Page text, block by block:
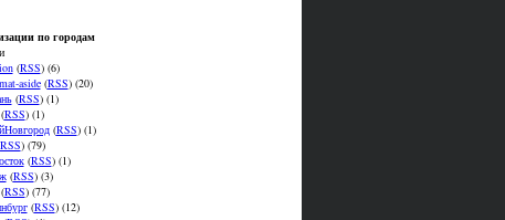
по городам
(RSS) (6)
aside(RSS) (20)
(RSS) (1)
RSS) (1)
(RSS) (1)
RSS) (79)
(RSS) (1)
(RSS) (3)
RSS) (77)
(RSS) (12)